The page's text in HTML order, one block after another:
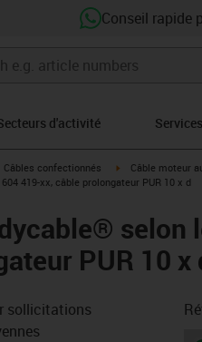
Conseil rapide
d'activité Services
igus-icon-arrow-right
Câbles confectionnés igus-icon-arrow-
Câble moteur
419-xx, câble prolongateur PUR 10 x d
selon
PUR 10 x
sollicitations